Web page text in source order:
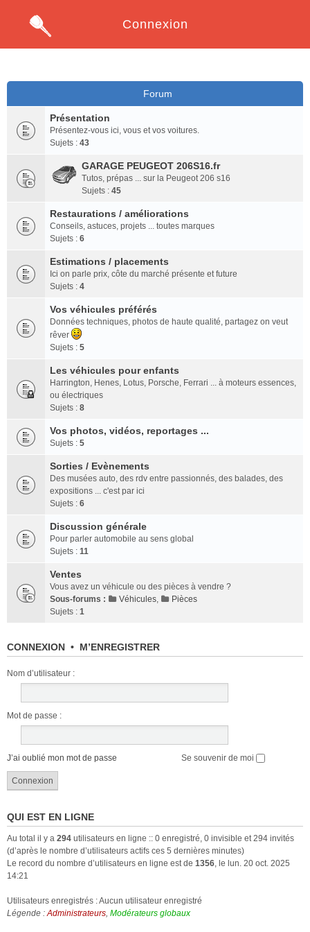
Connexion
Forum
Présentation
Présentez-vous ici, vous et vos voitures.
Sujets : 43
GARAGE PEUGEOT 206S16.fr
Tutos, prépas ... sur la Peugeot 206 s16
Sujets : 45
Restaurations / améliorations
Conseils, astuces, projets ... toutes marques
Sujets : 6
Estimations / placements
Ici on parle prix, côte du marché présente et future
Sujets : 4
Vos véhicules préférés
Données techniques, photos de haute qualité, partagez on veut
rêver
Sujets : 5
Les véhicules pour enfants
Harrington, Henes, Lotus, Porsche, Ferrari ... à moteurs essences,
ou électriques
Sujets : 8
Vos photos, vidéos, reportages ...
Sujets : 5
Sorties / Evènements
Des musées auto, des rdv entre passionnés, des balades, des
expositions ... c'est par ici
Sujets : 6
Discussion générale
Pour parler automobile au sens global
Sujets : 11
Ventes
Vous avez un véhicule ou des pièces à vendre ?
Sous-forums :
Véhicules,
Pièces
Sujets : 1
CONNEXION • M’ENREGISTRER
Nom d’utilisateur :
Mot de passe :
J’ai oublié mon mot de passe Se souvenir de moi
QUI EST EN LIGNE
Au total il y a 294 utilisateurs en ligne :: 0 enregistré, 0 invisible et 294 invités
(d’après le nombre d’utilisateurs actifs ces 5 dernières minutes)
Le record du nombre d’utilisateurs en ligne est de 1356, le lun. 20 oct. 2025
14:21
Utilisateurs enregistrés : Aucun utilisateur enregistré
Légende :Administrateurs, Modérateurs globaux